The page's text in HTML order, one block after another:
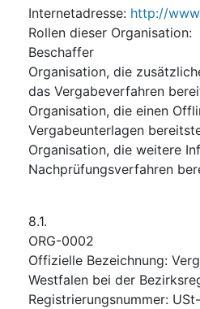
Internetadresse: http://
Rollen dieser Organisation:
Beschaffer
Organisation, die
das Vergabeverfahren
Organisation, die einen
Vergabeunterlagen
Organisation, die weitere
Nachprüfungsverfahren
8.1.
ORG-0002
Offizielle Bezeichnung:
Westfalen bei der
Registrierungsnummer: